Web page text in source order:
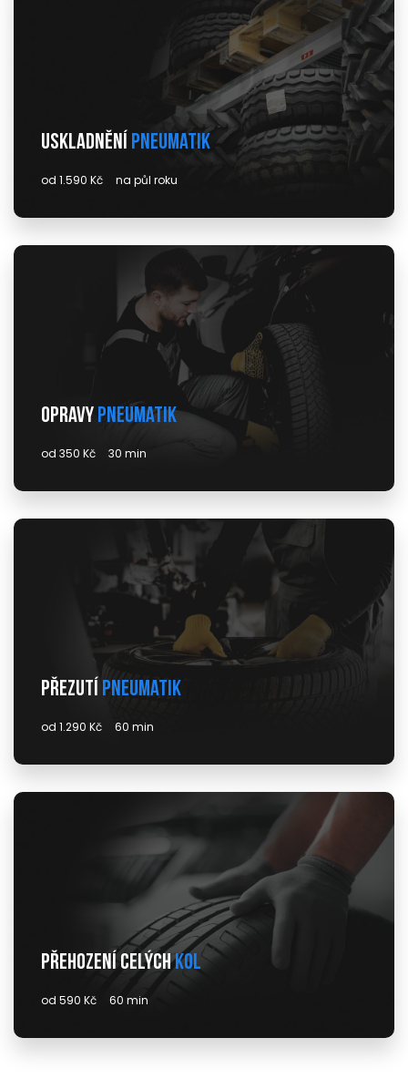
Uskladnění pneumatik
od 1.590 Kč na půl roku
Opravy pneumatik
od 350 Kč 30 min
Přezutí pneumatik
od 1.290 Kč 60 min
Přehození celýchkol
od 590 Kč 60 min